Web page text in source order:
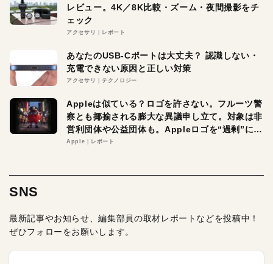
レビュー。4K／8K比較・ズーム・夜間撮影をチ
ェック
アクセサリ レポート
あなたのUSB-Cポートは大丈夫？ 認識しない・
充電できない原因と正しい対策
アクセサリ テクノロジー
Appleは似ている？ロゴを許さない。フルーツ警
察とも揶揄される膨大な異議申し立て。対象は非
営利団体や公益団体も。Appleロゴを“過剰”に守
る理由とは
Apple レポート
SNS
最新記事やお知らせ、編集部員の取材レポートなどを投稿中！
ぜひフォローをお願いします。